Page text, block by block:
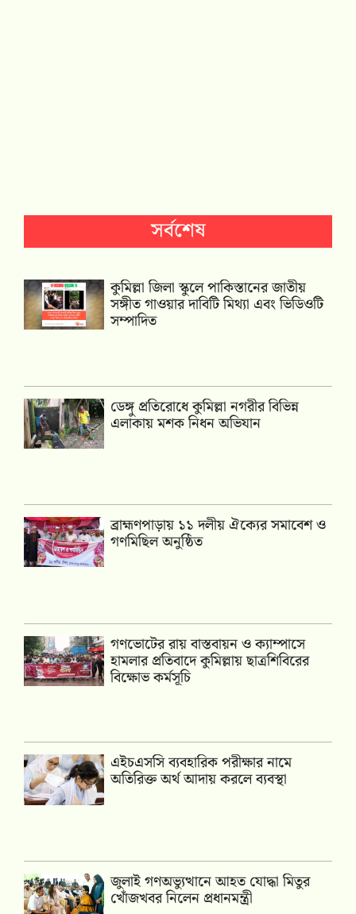
সর্বশেষ
কুমিল্লা জিলা স্কুলে পাকিস্তানের জাতীয়
সঙ্গীত গাওয়ার দাবিটি মিথ্যা এবং ভিডিওটি
সম্পাদিত
ডেঙ্গু প্রতিরোধে কুমিল্লা নগরীর বিভিন্ন
এলাকায় মশক নিধন অভিযান
‎ব্রাহ্মণপাড়ায় ১১ দলীয় ঐক্যের সমাবেশ ও
গণমিছিল অনুষ্ঠিত
গণভোটের রায় বাস্তবায়ন ও ক্যাম্পাসে
হামলার প্রতিবাদে কুমিল্লায় ছাত্রশিবিরের
বিক্ষোভ কর্মসূচি
এইচএসসি ব্যবহারিক পরীক্ষার নামে
অতিরিক্ত অর্থ আদায় করলে ব্যবস্থা
জুলাই গণঅভ্যুত্থানে আহত যোদ্ধা মিতুর
খোঁজখবর নিলেন প্রধানমন্ত্রী